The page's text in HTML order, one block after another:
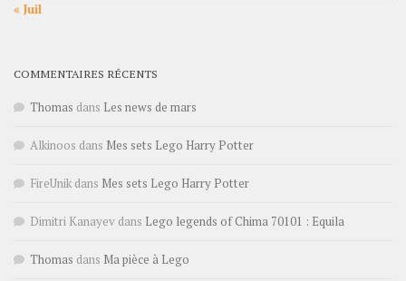
« Juil
COMMENTAIRES RÉCENTS
Thomas dans Les news de mars
Alkinoos dans Mes sets Lego Harry Potter
FireUnik dans Mes sets Lego Harry Potter
Dimitri Kanayev dans Lego legends of Chima 70101 : Equila
Thomas dans Ma pièce à Lego